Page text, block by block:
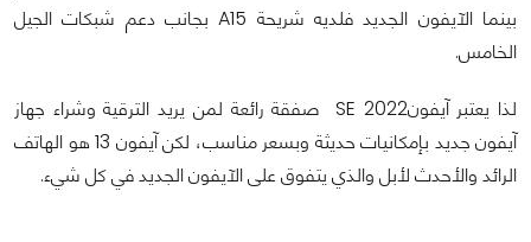
بينما الآيفون الجديد فلديه شريحة A15 بجانب دعم شبكات الجيل
الخامس.
لذا يعتبر آيفونSE 2022 صفقة رائعة لمن يريد الترقية وشراء جهاز
آيفون جديد بإمكانيات حديثة وبسعر مناسب، لكن آيفون 13 هو الهاتف
الرائد والأحدث لأبل والذي يتفوق على الآيفون الجديد في كل شيء.